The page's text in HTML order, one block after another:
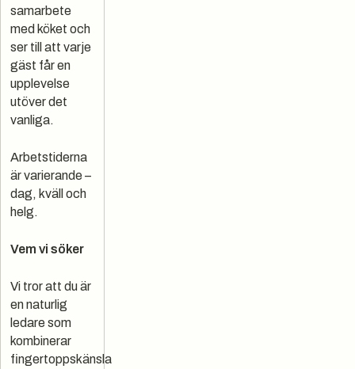
samarbete
med köket och
ser till att varje
gäst får en
upplevelse
utöver det
vanliga.
Arbetstiderna
är varierande –
dag, kväll och
helg.
Vem vi söker
Vi tror att du är
en naturlig
ledare som
kombinerar
fingertoppskänsla